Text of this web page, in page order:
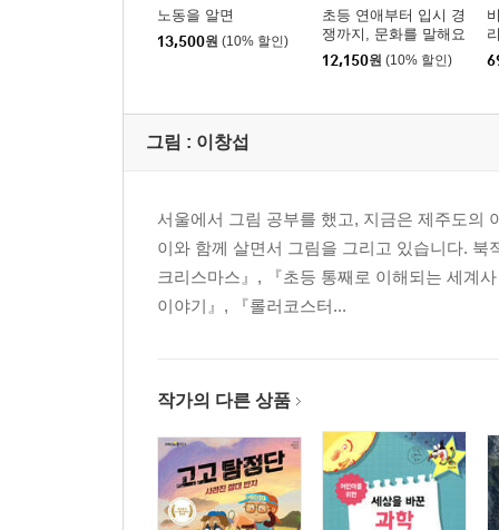
노동을 알면
13,500원 (10% 할인)
초등 연애부터 입시 경
쟁까지, 문화를 말해요
12,150원 (10% 할인)
그림 : 이창섭
서울에서 그림 공부를 했고, 지금은 제주도의
이와 함께 살면서 그림을 그리고 있습니다.
크리스마스』, 『초등 통째로 이해되는 세계
이야기』, 『롤러코스터...
작가의 다른 상품